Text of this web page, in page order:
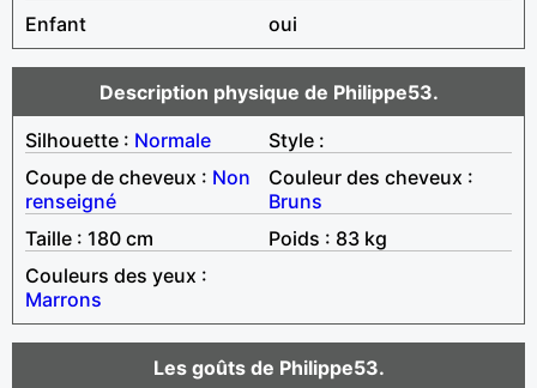
Enfant
oui
Description physique de Philippe53.
Silhouette : Normale
Style :
Coupe de cheveux : Non
renseigné
Couleur des cheveux :
Bruns
Taille : 180 cm
Poids : 83 kg
Couleurs des yeux :
Marrons
Les goûts de Philippe53.